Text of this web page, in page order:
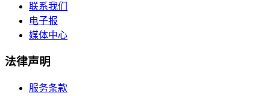
联系我们
电子报
媒体中心
法律声明
服务条款